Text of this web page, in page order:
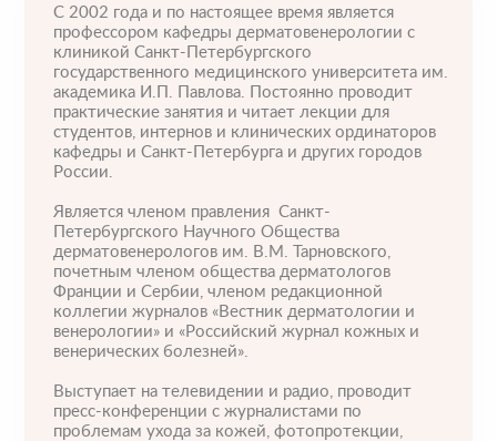
Пластические хирурги
Пациентам пластической хирургии
Анализы перед операцией
До и после пластической операции
Отделение пластической хирургии
Процедуры Врачи-косметологи
Пациентам косметологии Оборудование
До и после косметологии
С 2002 года и по настоящее время является
профессором кафедры дерматовенерологии с
клиникой Санкт-Петербургского
государственного медицинского университета им.
академика И.П. Павлова. Постоянно проводит
практические занятия и читает лекции для
студентов, интернов и клинических ординаторов
кафедры и Санкт-Петербурга и других городов
России.
Является членом правления Санкт-
Петербургского Научного Общества
дерматовенерологов им. В.М. Тарновского,
почетным членом общества дерматологов
Франции и Сербии, членом редакционной
коллегии журналов «Вестник дерматологии и
венерологии» и «Российский журнал кожных и
венерических болезней».
Выступает на телевидении и радио, проводит
пресс-конференции с журналистами по
проблемам ухода за кожей, фотопротекции,